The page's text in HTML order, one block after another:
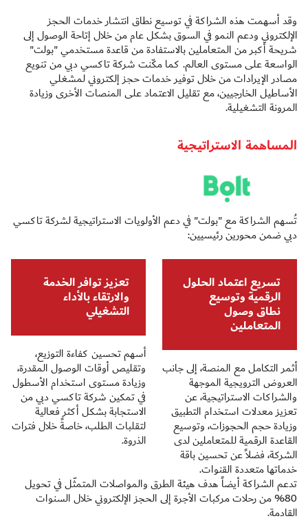
وقد أسهمت هذه الشراكة في توسيع نطاق انتشار خدمات الحجز
الإلكتروني ودعم النمو في السوق بشكل عام من خلال إتاحة الوصول إلى
شريحة أكبر من المتعاملين بالاستفادة من قاعدة مستخدمي "بولت"
الواسعة على مستوى العالم. كما مكّنت شركة تاكسي دبي من تنويع
مصادر الإيرادات من خلال توفير خدمات حجز إلكتروني لمشغلي
الأساطيل الخارجيين، مع تقليل الاعتماد على المنصات الأخرى وزيادة
المرونة التشغيلية.
المساهمة الاستراتيجية
تُسهم الشراكة مع "بولت" في دعم الأولويات الاستراتيجية لشركة تاكسي
دبي ضمن محورين رئيسيين:
تسريع اعتماد الحلول
الرقمية وتوسيع
نطاق وصول
المتعاملين
أثمر التكامل مع المنصة، إلى جانب
العروض الترويجية الموجهة
والشراكات الاستراتيجية، عن
تعزيز معدلات استخدام التطبيق
وزيادة حجم الحجوزات، وتوسيع
القاعدة الرقمية للمتعاملين لدى
الشركة، فضلاً عن تحسين باقة
خدماتها متعددة القنوات.
تعزيز توافر الخدمة
والارتقاء بالأداء
التشغيلي
أسهم تحسين كفاءة التوزيع،
وتقليص أوقات الوصول المقدرة،
وزيادة مستوى استخدام الأسطول
في تمكين شركة تاكسي دبي من
الاستجابة بشكل أكثر فعالية
لتقلبات الطلب، خاصةً خلال فترات
الذروة.
تدعم الشراكة أيضاً هدف هيئة الطرق والمواصلات المتمثّل في تحويل
80% من رحلات مركبات الأجرة إلى الحجز الإلكتروني خلال السنوات
القادمة.